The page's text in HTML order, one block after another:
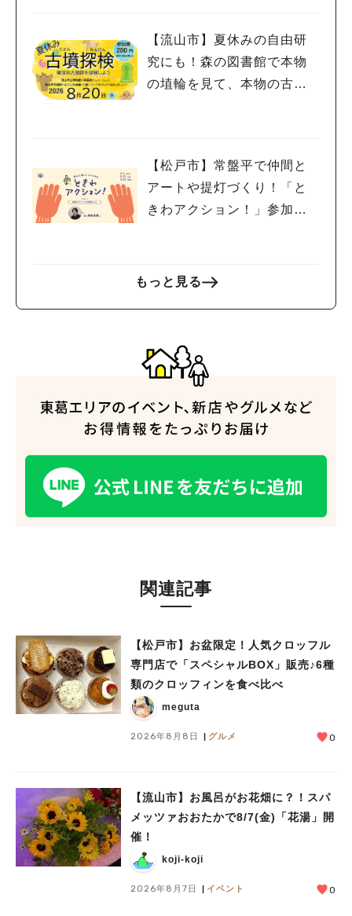
【流山市】夏休みの自由研
究にも！森の図書館で本物
の埴輪を見て、本物の古墳
【松戸市】常盤平で仲間と
アートや提灯づくり！「と
きわアクション！」参加者
もっと見る
関連記事
【松戸市】お盆限定！人気クロッフル
専門店で「スペシャルBOX」販売♪6種
類のクロッフィンを食べ比べ
meguta
2026年8月8日 グルメ 0
【流山市】お風呂がお花畑に？！スパ
メッツァおおたかで8/7(金)「花湯」開
催！
koji-koji
2026年8月7日 イベント 0
人気のキーワード
#ラーメン#ショッピング#カフェ#スイーツ#パン#カレー#柏駅